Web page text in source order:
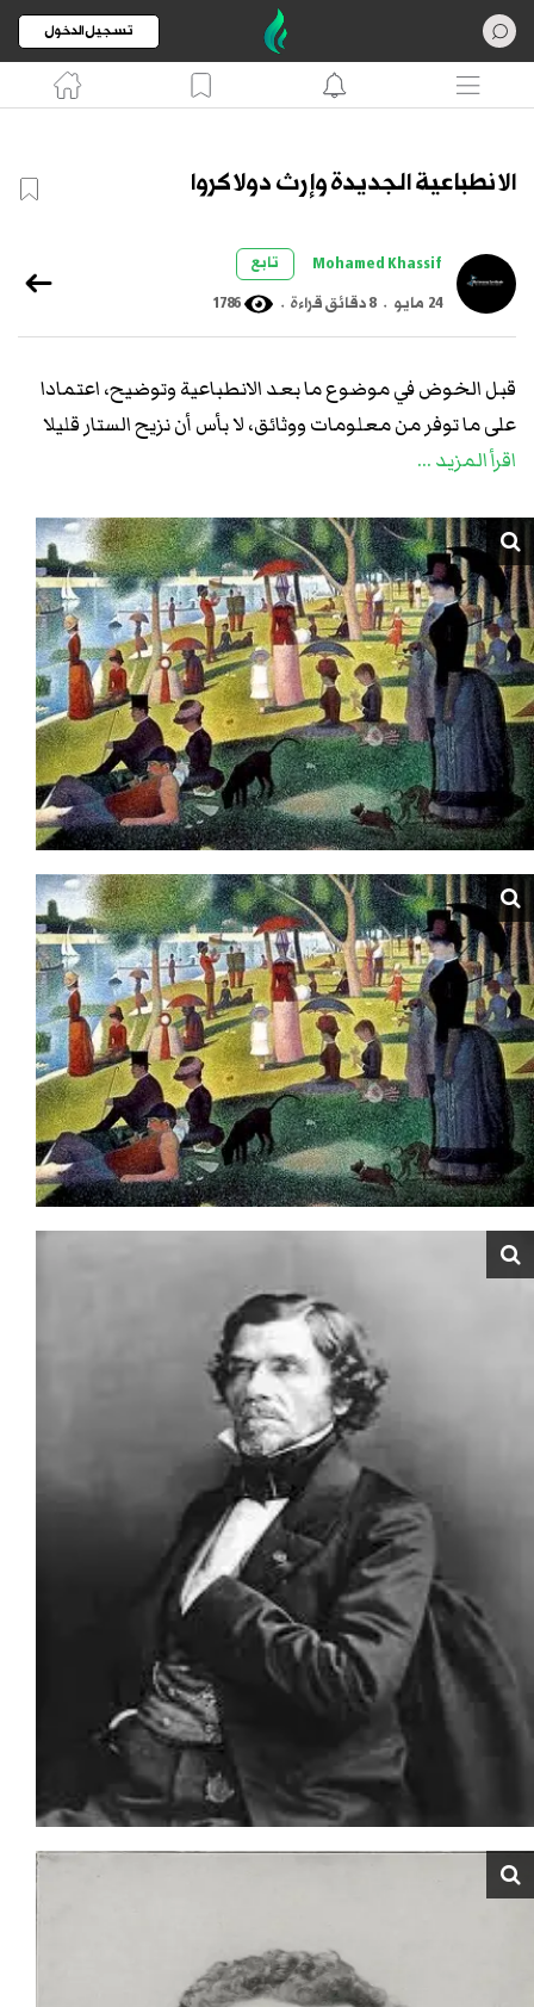
تسجيل الدخول
الانطباعية الجديدة وإرث دولاكروا
Mohamed Khassif
تابع
24 مايو
.8 دقائق قراءة .
1786
قبل الخوض في موضوع ما بعد الانطباعية وتوضيح، اعتمادا
على ما توفر من معلومات ووثائق، لا بأس أن نزيح الستار قليلا
عن علاقة رسامي هذا الاتجاه الفني برائد المدرسة الرومانسية
على علاقات شخصية. ومن تم تحديد أجوبة مقنعة عن
التساؤلات التي طرحتها في البداية، (راجع مقالي: بداية انزياح
المضمون)، فلنبدأ بإعطاء نبذة مختصرة عن سيرة الرسام
الفرنسي أوجين دولاكروا Eugène Delacroix.
هو فرديناند فيكتور أوجين ديلاكروا (Eugène Delacroix)، ولد
يوم 26 أبريل عام 1798 وتوفي يوم 13 غشت 1863. رسام فرنسي
من رواد المدرسة الرومانسية الفرنسية. تسنت له زيارة المغرب
في بعثة دبلوماسية عام 1832، مصاحبا لوكونت دي مورناي
لمقابلة السلطان مولاي عبد الرحمان وبحث بعض
المستجدات التي طرأت غداة احتلال فرنسا للجزائر.
أمضى دولاكروا ستة أشهر في المغرب، جعلته يكتشف عالما
يختلف عن باريس ومحيطها، يكتشف الأرض والنور والإنسان،
ويتحقق بصريا "من أن ظل الأشياء ليس أسود، بل يحمل اللون
المتكامل للون الذي هو ظله. فإذا كان الموضوع المصور
أخضر، فإن لون الظل يكون حاملا لكثير من الحمرة على اعتبار
أن اللون الأحمر هو اللون التكاملي مع اللون الأخضر. وهكذا تم
اكتشاف الألوان المتكاملة في الوقت الذي تم فيه اكتشاف أن
العين هي التي تقوم بخلط الألوان، وتعطيها الصيغة النهائية
التي نراها عليها" (موليم لعروسي). الاكتشاف هذا هو ما
سيطبقه في لوحاتهم، فيما بعد، الانطباعيون الجدد بطريقة
علمية/فيزيائية.
ترى ما هي علاقة أوجين دولاكروا بالانطباعية
لنعطي أولا تعريفا لهذا التيار الفني الحديث.
الانطباعية الجديدة Néo Impressionnisme، هي حركة فنية
ظهرت في نهاية القرن التاسع عشر، وكان من مؤسسيها البارزين
لوحة Un dimanche à la Grande Jatte العمل-البيان الذي
بصالون المستقلين Salon des indépendants.
عمل فنانو الانطباعية الجديدة على وضع تخمينات واكتشافات
الرسام دولاكروا على أسس علمية. يقول الناقد الفني Félix
Fénéon: "كي يوضحوا الفرق بين الانطباعيين الرومنسيين
والرسامين المتحلقين حول جورج سورا منذ 1884، كانوا مبهرين
بنفس الصعوبات التي لقيها كل من مونيه ورونوار، والتي تتجلى
في ترجمة الضوء واللون، المشكل الذي عالجوه معتمدين على
اقرأ المزيد ...